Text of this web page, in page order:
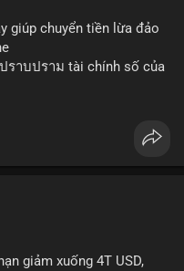
giúp chuyển tiền lừa đảo
ราบปราม tài chính số của
giảm xuống 4T USD,